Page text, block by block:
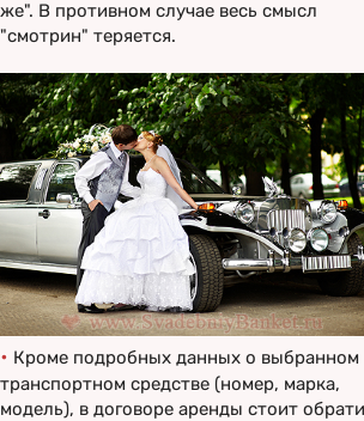
же". В противном случае весь смысл
"смотрин" теряется.
• Кроме подробных данных о выбранном
транспортном средстве (номер, марка,
модель), в договоре аренды стоит